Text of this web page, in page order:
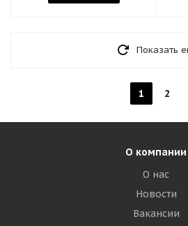
Показать
1 2
О компании
О нас
Новости
Вакансии